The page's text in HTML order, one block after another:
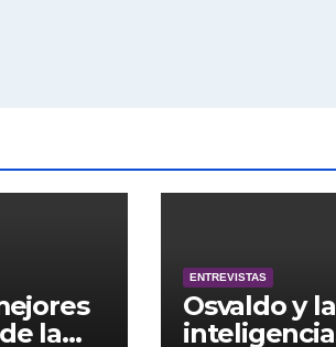
la
ENTREVISTAS
Osvaldo y la
inteligencia